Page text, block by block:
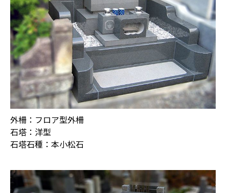
外柵：フロア型外柵
石塔：洋型
石塔石種： 本小松石